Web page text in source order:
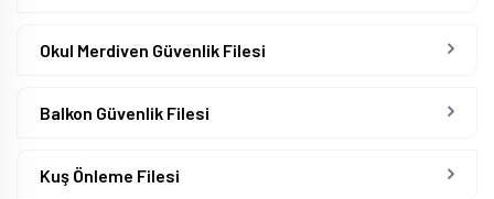
Okul Merdiven Güvenlik Filesi
Balkon Güvenlik Filesi
Kuş Önleme Filesi